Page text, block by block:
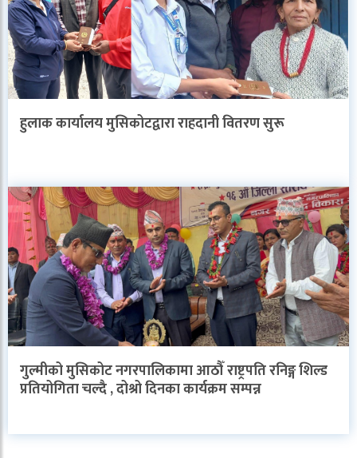
हुलाक कार्यालय मुसिकोटद्वारा राहदानी वितरण सुरू
गुल्मीको मुसिकोट नगरपालिकामा आठौँ राष्ट्रपति रनिङ्ग शिल्ड
प्रतियोगिता चल्दै , दोश्रो दिनका कार्यक्रम सम्पन्न